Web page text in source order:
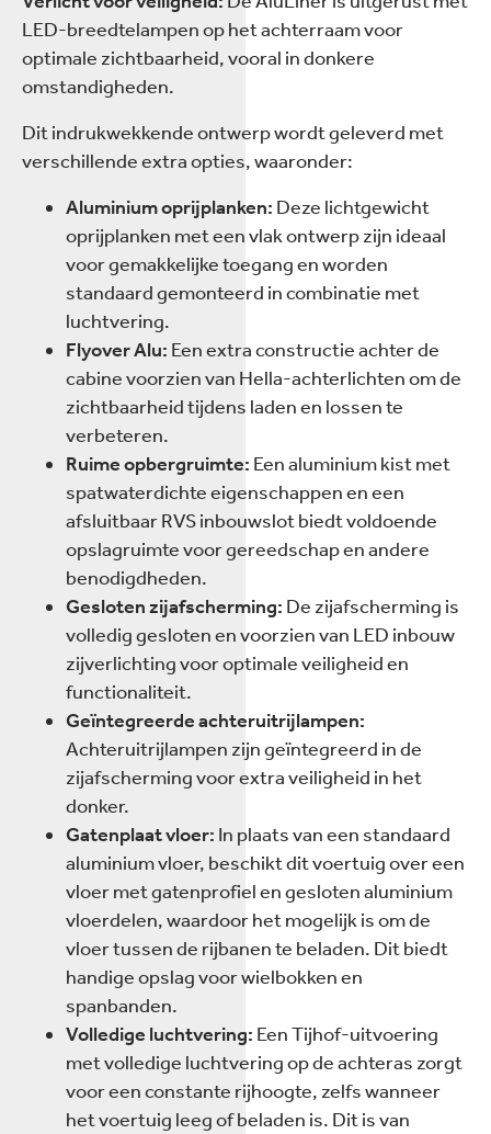
LED-breedtelampen op het achterraam voor
optimale zichtbaarheid, vooral in donkere
omstandigheden.
Dit indrukwekkende ontwerp wordt geleverd met
verschillende extra opties, waaronder:
Aluminium oprijplanken: Deze lichtgewicht
oprijplanken met een vlak ontwerp zijn ideaal
voor gemakkelijke toegang en worden
standaard gemonteerd in combinatie met
luchtvering.
Flyover Alu: Een extra constructie achter de
cabine voorzien van Hella-achterlichten om de
zichtbaarheid tijdens laden en lossen te
verbeteren.
Ruime opbergruimte: Een aluminium kist met
spatwaterdichte eigenschappen en een
afsluitbaar RVS inbouwslot biedt voldoende
opslagruimte voor gereedschap en andere
benodigdheden.
Gesloten zijafscherming: De zijafscherming is
volledig gesloten en voorzien van LED inbouw
zijverlichting voor optimale veiligheid en
functionaliteit.
Geïntegreerde achteruitrijlampen:
Achteruitrijlampen zijn geïntegreerd in de
zijafscherming voor extra veiligheid in het
donker.
Gatenplaat vloer: In plaats van een standaard
aluminium vloer, beschikt dit voertuig over een
vloer met gatenprofiel en gesloten aluminium
vloerdelen, waardoor het mogelijk is om de
vloer tussen de rijbanen te beladen. Dit biedt
handige opslag voor wielbokken en
spanbanden.
Volledige luchtvering: Een Tijhof-uitvoering
met volledige luchtvering op de achteras zorgt
voor een constante rijhoogte, zelfs wanneer
het voertuig leeg of beladen is. Dit is van